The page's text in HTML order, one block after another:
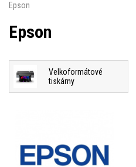
Epson
Epson
Velkoformátové
tiskárny